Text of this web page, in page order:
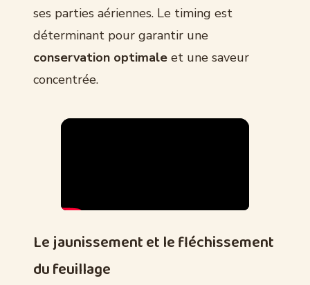
ses parties aériennes. Le timing est
déterminant pour garantir une
conservation optimale et une saveur
concentrée.
Le jaunissement et le fléchissement
du feuillage